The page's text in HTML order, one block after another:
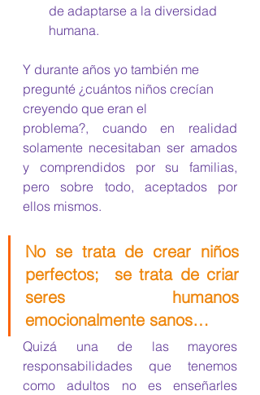
de adaptarse a la diversidad
humana.
Y durante años yo también me
pregunté ¿cuántos niños crecían
creyendo que eran el
problema?, cuando en realidad
solamente necesitaban ser amados
y comprendidos por su familias,
pero sobre todo, aceptados por
ellos mismos.
No se trata de crear niños
perfectos;  se trata de criar
seres humanos
emocionalmente sanos…
Quizá una de las mayores
responsabilidades que tenemos
como adultos no es enseñarles